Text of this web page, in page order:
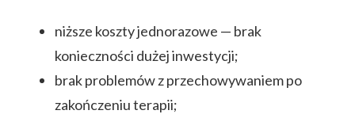
niższe koszty jednorazowe — brak
konieczności dużej inwestycji;
brak problemów z przechowywaniem po
zakończeniu terapii;